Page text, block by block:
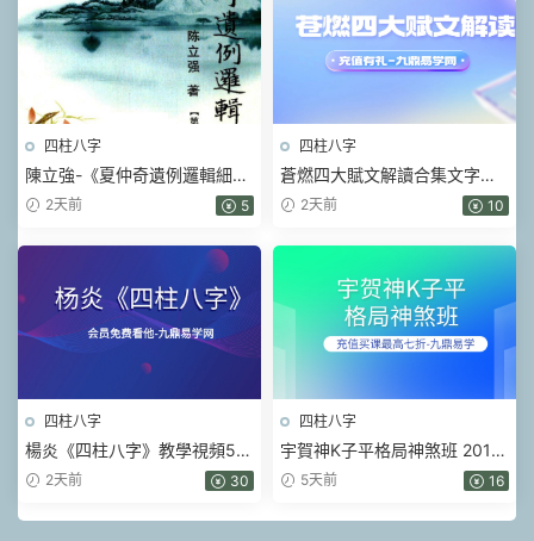
四柱八字
陳立強-《夏仲奇遺例邏輯細解
【第 1~7 篇】、》174頁–彩色
2天前 5
四柱八字
蒼燃四大賦文解讀合集文字版
pdf2天前 10
四柱八字
楊炎《四柱八字》教學視頻56
集 2天前 30
四柱八字
宇賀神K子平格局神煞班 2017
年 .pdf 452頁
5天前 16